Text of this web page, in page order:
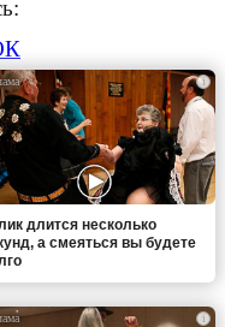
i
длится несколько
а смеяться вы будете
i